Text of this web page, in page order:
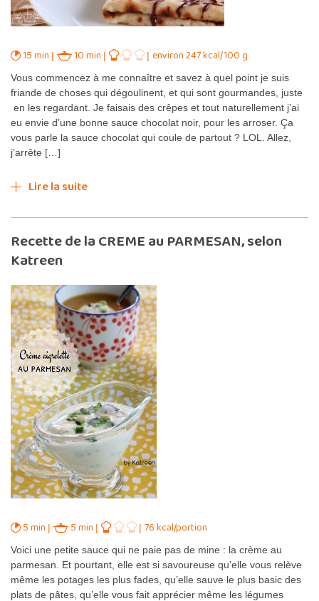
15 min 10 min environ 247 kcal/100 g
Vous commencez à me connaître et savez à quel point je suis
friande de choses qui dégoulinent, et qui sont gourmandes, juste
en les regardant. Je faisais des crêpes et tout naturellement j’ai
eu envie d’une bonne sauce chocolat noir, pour les arroser. Ça
vous parle la sauce chocolat qui coule de partout ? LOL. Allez,
j’arrête […]
Lire la suite
Recette de la CREME au PARMESAN, selon
Katreen
5 min 5 min 76 kcal/portion
Voici une petite sauce qui ne paie pas de mine : la crème au
parmesan. Et pourtant, elle est si savoureuse qu’elle vous relève
même les potages les plus fades, qu’elle sauve le plus basic des
plats de pâtes, qu’elle vous fait apprécier même les légumes